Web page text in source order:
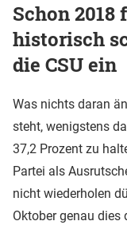
Schon
historisch
die CSU ein
Was nichts daran
steht, wenigstens
37,2 Prozent zu
Partei als
nicht wiederholen
Oktober genau dies